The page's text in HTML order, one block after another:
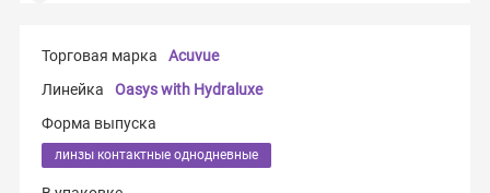
Торговая марка
Acuvue
Линейка
Oasys with Hydraluxe
Форма выпуска
линзы контактные однодневные